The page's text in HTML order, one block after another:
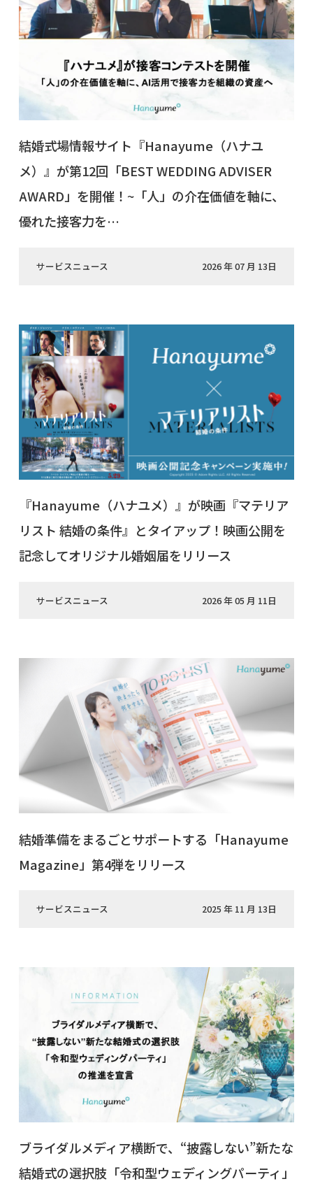
結婚式場情報サイト『Hanayume（ハナユ
メ）』が第12回「BEST WEDDING ADVISER
AWARD」を開催！~「人」の介在価値を軸に、
優れた接客力を…
サービスニュース 2026 年 07 月 13日
『Hanayume（ハナユメ）』が映画『マテリア
リスト 結婚の条件』とタイアップ！映画公開を
記念してオリジナル婚姻届をリリース
サービスニュース 2026 年 05 月 11日
結婚準備をまるごとサポートする「Hanayume
Magazine」第4弾をリリース
サービスニュース 2025 年 11 月 13日
ブライダルメディア横断で、“披露しない”新たな
結婚式の選択肢「令和型ウェディングパーティ」